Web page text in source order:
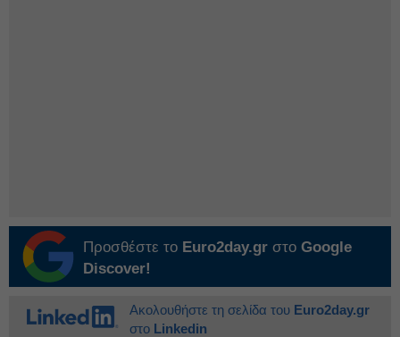
Προσθέστε το Euro2day.gr στο Google
Discover!
Ακολουθήστε τη σελίδα του Euro2day.gr
στο Linkedin